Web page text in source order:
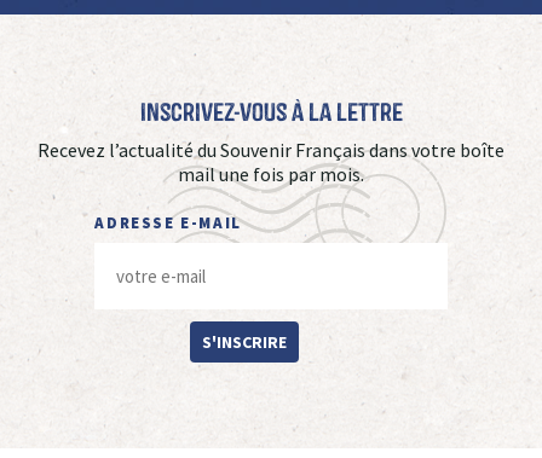
Inscrivez-vous à La Lettre
Recevez l’actualité du Souvenir Français dans votre boîte
mail une fois par mois.
ADRESSE E-MAIL
S'INSCRIRE